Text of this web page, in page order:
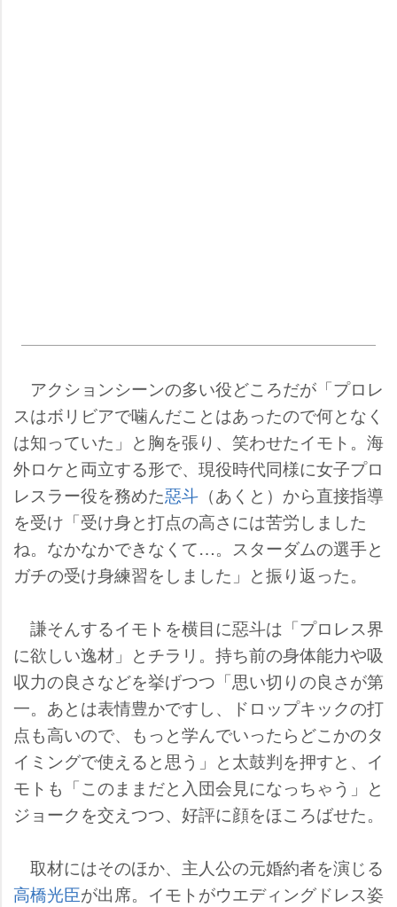
アクションシーンの多い役どころだが「プロレ
スはボリビアで噛んだことはあったので何となく
は知っていた」と胸を張り、笑わせたイモト。海
外ロケと両立する形で、現役時代同様に女子プロ
レスラー役を務めた惡斗 （あくと）から直接指導
を受け「受け身と打点の高さには苦労しました
ね。なかなかできなくて…。スターダムの選手と
ガチの受け身練習をしました」と振り返った。
謙そんするイモトを横目に惡斗は「プロレス界
に欲しい逸材」とチラリ。持ち前の身体能力や吸
収力の良さなどを挙げつつ「思い切りの良さが第
一。あとは表情豊かですし、ドロップキックの打
点も高いので、もっと学んでいったらどこかのタ
イミングで使えると思う」と太鼓判を押すと、イ
モトも「このままだと入団会見になっちゃう」と
ジョークを交えつつ、好評に顔をほころばせた。
取材にはそのほか、主人公の元婚約者を演じる
高橋光臣が出席。イモトがウエディングドレス姿